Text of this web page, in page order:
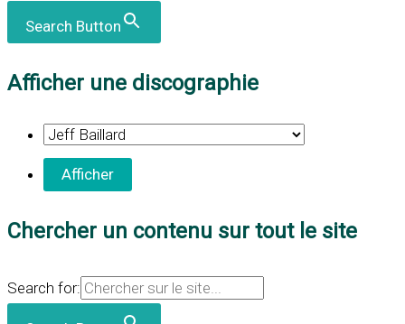
Search Button
Afficher une discographie
Chercher un contenu sur tout le site
Search for: